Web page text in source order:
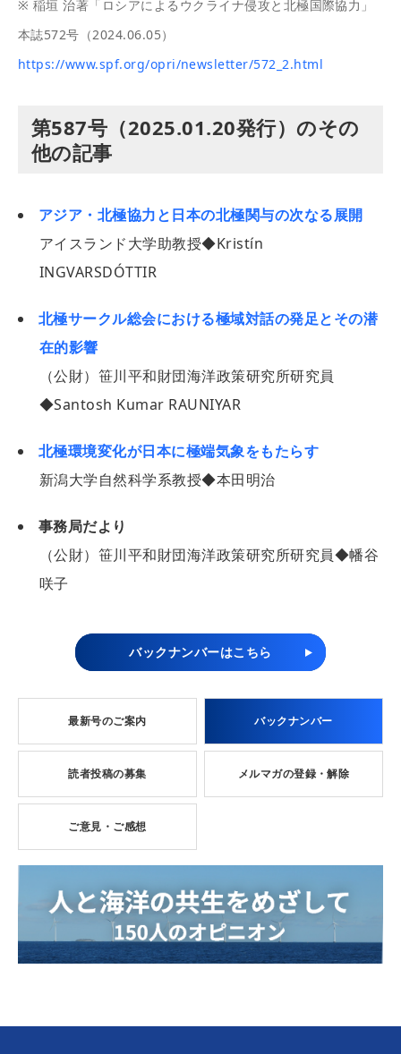
※ 稲垣 治著「ロシアによるウクライナ侵攻と北極国際協力」
本誌572号（2024.06.05）
https://www.spf.org/opri/newsletter/572_2.html
第587号（2025.01.20発行）のその
他の記事
アジア・北極協力と日本の北極関与の次なる展開
アイスランド大学助教授◆Kristín
INGVARSDÓTTIR
北極サークル総会における極域対話の発足とその潜
在的影響
（公財）笹川平和財団海洋政策研究所研究員
◆Santosh Kumar RAUNIYAR
北極環境変化が日本に極端気象をもたらす
新潟大学自然科学系教授◆本田明治
事務局だより
（公財）笹川平和財団海洋政策研究所研究員◆幡谷
咲子
バックナンバーはこちら
最新号のご案内 バックナンバー
読者投稿の募集 メルマガの登録・解除
ご意見・ご感想